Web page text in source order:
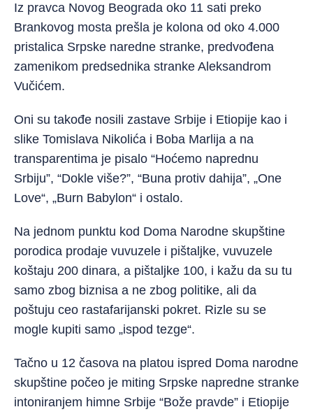
Iz pravca Novog Beograda oko 11 sati preko
Brankovog mosta prešla je kolona od oko 4.000
pristalica Srpske naredne stranke, predvođena
zamenikom predsednika stranke Aleksandrom
Vučićem.
Oni su takođe nosili zastave Srbije i Etiopije kao i
slike Tomislava Nikolića i Boba Marlija a na
transparentima je pisalo “Hoćemo naprednu
Srbiju”, “Dokle više?”, “Buna protiv dahija”, „One
Love“, „Burn Babylon“ i ostalo.
Na jednom punktu kod Doma Narodne skupštine
porodica prodaje vuvuzele i pištaljke, vuvuzele
koštaju 200 dinara, a pištaljke 100, i kažu da su tu
samo zbog biznisa a ne zbog politike, ali da
poštuju ceo rastafarijanski pokret. Rizle su se
mogle kupiti samo „ispod tezge“.
Tačno u 12 časova na platou ispred Doma narodne
skupštine počeo je miting Srpske napredne stranke
intoniranjem himne Srbije “Bože pravde” i Etiopije